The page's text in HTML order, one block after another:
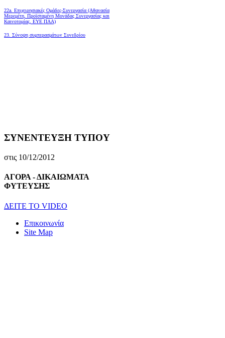
22a. Επιχειρησιακές Ομάδες-Συνεργασία (Αθανασία
Μερεμέτη, Προϊσταμένη Μονάδας Συνεργασίας και
Καινοτομίας, ΕΥΕ ΠΑΑ)
23. Σύνοψη συμπερασμάτων Συνεδρίου
ΣΥΝΕΝΤΕΥΞΗ ΤΥΠΟΥ
στις 10/12/2012
ΑΓΟΡΑ - ΔΙΚΑΙΩΜΑΤΑ
ΦΥΤΕΥΣΗΣ
ΔEITE TO VIDEO
Επικοινωνία
Site Map